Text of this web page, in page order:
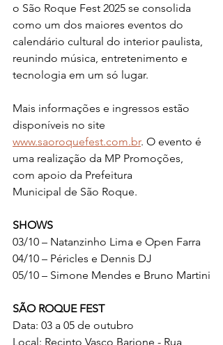
o São Roque Fest 2025 se consolida
como um dos maiores eventos do
calendário cultural do interior paulista,
reunindo música, entretenimento e
tecnologia em um só lugar.
Mais informações e ingressos estão
disponíveis no site
www.saoroquefest.com.br. O evento é
uma realização da MP Promoções,
com apoio da Prefeitura
Municipal de São Roque.
SHOWS
03/10 – Natanzinho Lima e Open Farra
04/10 – Péricles e Dennis DJ
05/10 – Simone Mendes e Bruno Martini
SÃO ROQUE FEST
Data: 03 a 05 de outubro
Local: Recinto Vasco Barione - Rua